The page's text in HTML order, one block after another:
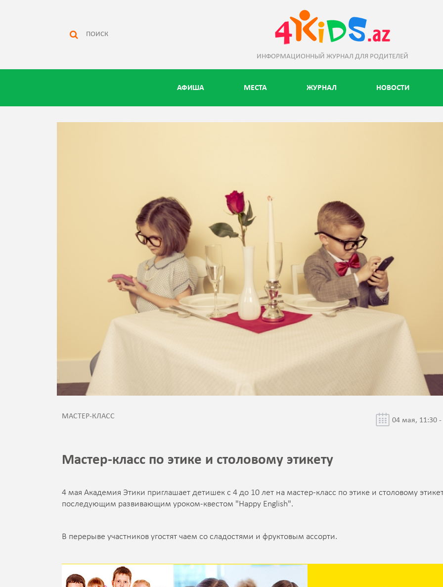
ИНФОРМАЦИОННЫЙ ЖУРНАЛ ДЛЯ РОДИТЕЛЕЙ
АФИША МЕСТА ЖУРНАЛ НОВОСТИ
МАСТЕР-КЛАСС 04 мая, 11:30 -
Мастер-класс по этике и столовому этикету
4 мая Академия Этики приглашает детишек с 4 до 10 лет на мастер-класс по этике и столовому
последующим развивающим уроком-квестом "Happy English".
В перерыве участников угостят чаем со сладостями и фруктовым ассорти.